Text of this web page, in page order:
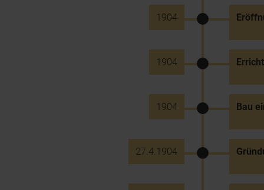
1904
1904
1904 Bau
27.4.1904